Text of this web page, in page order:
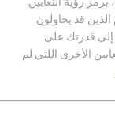
قد يحاولون
إلى قدرتك على
الأخرى اللتي لم